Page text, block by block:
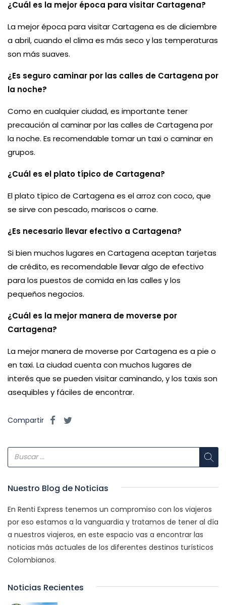
¿Cuál es la mejor época para visitar Cartagena?
La mejor época para visitar Cartagena es de diciembre
a abril, cuando el clima es más seco y las temperaturas
son más suaves.
¿Es seguro caminar por las calles de Cartagena por
la noche?
Como en cualquier ciudad, es importante tener
precaución al caminar por las calles de Cartagena por
la noche. Es recomendable tomar un taxi o caminar en
grupos.
¿Cuál es el plato típico de Cartagena?
El plato típico de Cartagena es el arroz con coco, que
se sirve con pescado, mariscos o carne.
¿Es necesario llevar efectivo a Cartagena?
Si bien muchos lugares en Cartagena aceptan tarjetas
de crédito, es recomendable llevar algo de efectivo
para los puestos de comida en las calles y los
pequeños negocios.
¿Cuál es la mejor manera de moverse por
Cartagena?
La mejor manera de moverse por Cartagena es a pie o
en taxi. La ciudad cuenta con muchos lugares de
interés que se pueden visitar caminando, y los taxis son
asequibles y fáciles de encontrar.
Compartir
Nuestro Blog de Noticias
En Renti Express tenemos un compromiso con los viajeros
por eso estamos a la vanguardia y tratamos de tener al día
a nuestros viajeros, en este espacio vas a encontrar las
noticias más actuales de los diferentes destinos turísticos
Colombianos.
Noticias Recientes